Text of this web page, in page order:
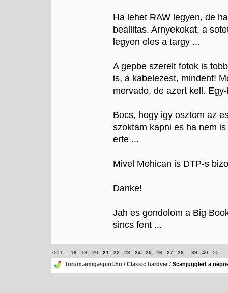
Ha lehet RAW legyen, de
beallitas. Arnyekokat, a
legyen eles a targy ...
A gepbe szerelt fotok is
is, a kabelezest, mindent!
mervado, de azert kell.
Bocs, hogy igy osztom az
szoktam kapni es ha nem
erte ...
Mivel Mohican is DTP-s
Danke!
Jah es gondolom a Big
sincs fent ...
<< 1 18 19 20 21 22 23 24 25 26 27 28 39 40 >>
forum.amigaspirit.hu / Classic hardver / Scanjugglert a